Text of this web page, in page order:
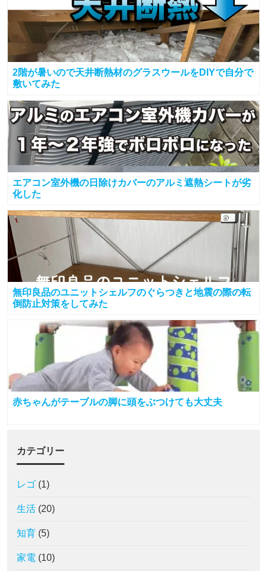
2階が暑いので天井断熱材のグラスウールをDIYで自分で
敷いてみた
エアコン室外機の日除けカバーのアルミ遮熱シートが劣
化した
無印良品のユニットシェルフのぐらつきと地震の際の転
倒防止対策をしてみた
赤ちゃんがテーブルの脚に頭をぶつけても大丈夫
カテゴリー
レゴ (1)
生活 (20)
知育 (5)
家電 (10)